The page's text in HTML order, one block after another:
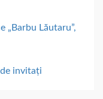
„Barbu Lăutaru”,
invitați